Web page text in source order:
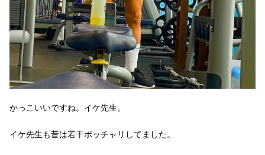
かっこいいですね。イケ先生。
イケ先生も昔は若干ポッチャリしてました。